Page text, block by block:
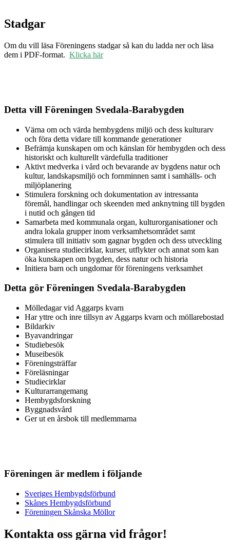
Stadgar
Om du vill läsa Föreningens stadgar så kan du ladda ner och läsa
dem i PDF-format. Klicka här
Detta vill Föreningen Svedala-Barabygden
Värna om och värda hembygdens miljö och dess kulturarv
och föra detta vidare till kommande generationer
Befrämja kunskapen om och känslan för hembygden och dess
historiskt och kulturellt värdefulla traditioner
Aktivt medverka i vård och bevarande av bygdens natur och
kultur, landskapsmiljö och fornminnen samt i samhälls- och
miljöplanering
Stimulera forskning och dokumentation av intressanta
föremål, handlingar och skeenden med anknytning till bygden
i nutid och gången tid
Samarbeta med kommunala organ, kulturorganisationer och
andra lokala grupper inom verksamhetsområdet samt
stimulera till initiativ som gagnar bygden och dess utveckling
Organisera studiecirklar, kurser, utflykter och annat som kan
öka kunskapen om bygden, dess natur och historia
Initiera barn och ungdomar för föreningens verksamhet
Detta gör Föreningen Svedala-Barabygden
Mölledagar vid Aggarps kvarn
Har yttre och inre tillsyn av Aggarps kvarn och möllarebostad
Bildarkiv
Byavandringar
Studiebesök
Museibesök
Föreningsträffar
Föreläsningar
Studiecirklar
Kulturarrangemang
Hembygdsforskning
Byggnadsvård
Ger ut en årsbok till medlemmarna
Föreningen är medlem i följande
Sveriges Hembygdsförbund
Skånes Hembygdsförbund
Föreningen Skånska Möllor
Kontakta oss gärna vid frågor!